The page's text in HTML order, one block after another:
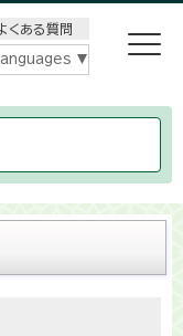
くある質問